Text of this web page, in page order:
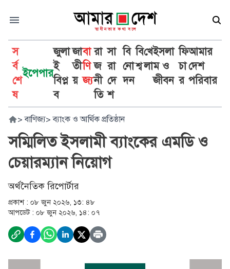
স
র্ব
শে
ষ
ইপেপার
জুলা
ই
বিপ্ল
ব
জা
তী
য়
বা
ণি
জ্য
রা
জ
নী
তি
সা
রা
দে
শ
বি
নো
দন
বি
শ্ব
খে
লা
ইসলা
ম ও
জীবন
ফি
চা
র
আমার
দেশ
পরিবার
> বাণিজ্য> ব্যাংক ও আর্থিক প্রতিষ্ঠান
সম্মিলিত ইসলামী ব্যাংকের এমডি ও
চেয়ারম্যান নিয়োগ
অর্থনৈতিক রিপোর্টার
প্রকাশ : ০৮ জুন ২০২৬, ১৩: ৪৮
আপডেট : ০৮ জুন ২০২৬, ১৪: ০৭